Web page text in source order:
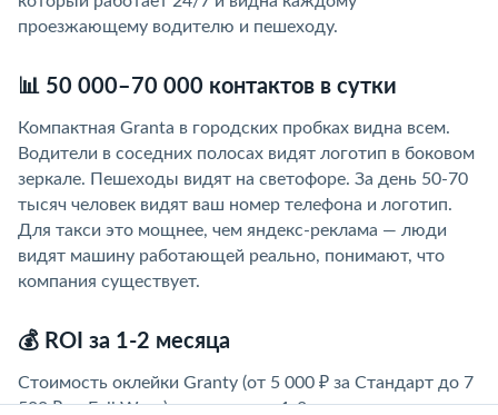
проезжающему водителю и пешеходу.
📊 50 000–70 000 контактов в сутки
Компактная Granta в городских пробках видна всем.
Водители в соседних полосах видят логотип в боковом
зеркале. Пешеходы видят на светофоре. За день 50-70
тысяч человек видят ваш номер телефона и логотип.
Для такси это мощнее, чем яндекс-реклама — люди
видят машину работающей реально, понимают, что
компания существует.
💰 ROI за 1-2 месяца
Стоимость оклейки Granty (от 5 000 ₽ за Стандарт до 7
500 ₽ за Full Wrap) окупается за 1-2 месяца через новых